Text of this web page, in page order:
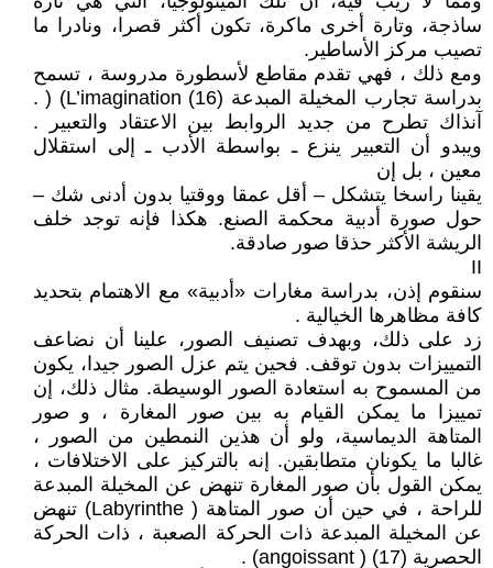
ساذجة، وتارة أخرى ماكرة، تكون أكثر قصرا، ونادرا ما
تصيب مركز الأساطير.
ومع ذلك ، فهي تقدم مقاطع لأسطورة مدروسة ، تسمح
بدراسة تجارب المخيلة المبدعة (16) L’imagination) ( .
آنذاك تطرح من جديد الروابط بين الاعتقاد والتعبير .
ويبدو أن التعبير ينزع ـ بواسطة الأدب ـ إلى استقلال
معين ، بل إن
يقينا راسخا يتشكل – أقل عمقا ووقتيا بدون أدنى شك –
حول صورة أدبية محكمة الصنع. هكذا فإنه توجد خلف
الريشة الأكثر حذقا صور صادقة.
II
سنقوم إذن، بدراسة مغارات «أدبية» مع الاهتمام بتحديد
كافة مظاهرها الخيالية .
زد على ذلك، وبهدف تصنيف الصور، علينا أن نضاعف
التمييزات بدون توقف. فحين يتم عزل الصور جيدا، يكون
من المسموح به استعادة الصور الوسيطة. مثال ذلك، إن
تمييزا ما يمكن القيام به بين صور المغارة ، و صور
المتاهة الديماسية، ولو أن هذين النمطين من الصور ،
غالبا ما يكونان متطابقين. إنه بالتركيز على الاختلافات ،
يمكن القول بأن صور المغارة تنهض عن المخيلة المبدعة
للراحة ، في حين أن صور المتاهة ( Labyrinthe) تنهض
عن المخيلة المبدعة ذات الحركة الصعبة ، ذات الحركة
الحصرية (17) ( angoissant) .